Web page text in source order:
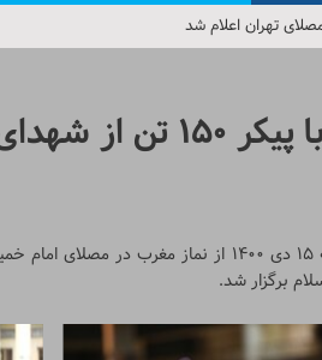
جمعه تهران
سوی رهبر معظم انقلاب
اسلامی ایران
گزارش تصویری | مراسم وداع
مراسم وداع با ۱۵۰ شهید گمنام دوران دفاع مقدس چهارشنبه ۱۵ دی 1400
برگزار شد.